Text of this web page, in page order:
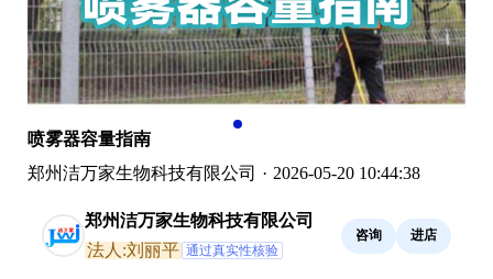
喷雾器容量指南
郑州洁万家生物科技有限公司 · 2026-05-20 10:44:38
郑州洁万家生物科技有限公司
法人:刘丽平 通过真实性核验
咨询 进店